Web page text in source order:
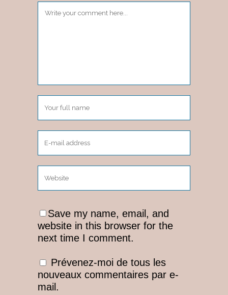
Save my name, email, and
website in this browser for the
next time I comment.
Prévenez-moi de tous les
nouveaux commentaires par e-
mail.